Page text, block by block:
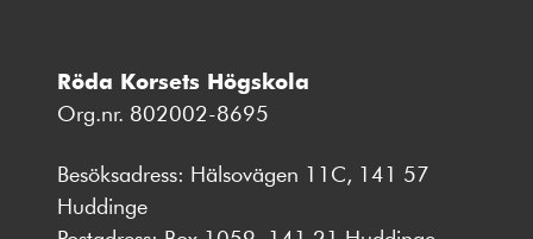
Röda Korsets Högskola
Org.nr. 802002-8695
Besöksadress: Hälsovägen 11C, 141 57
Huddinge